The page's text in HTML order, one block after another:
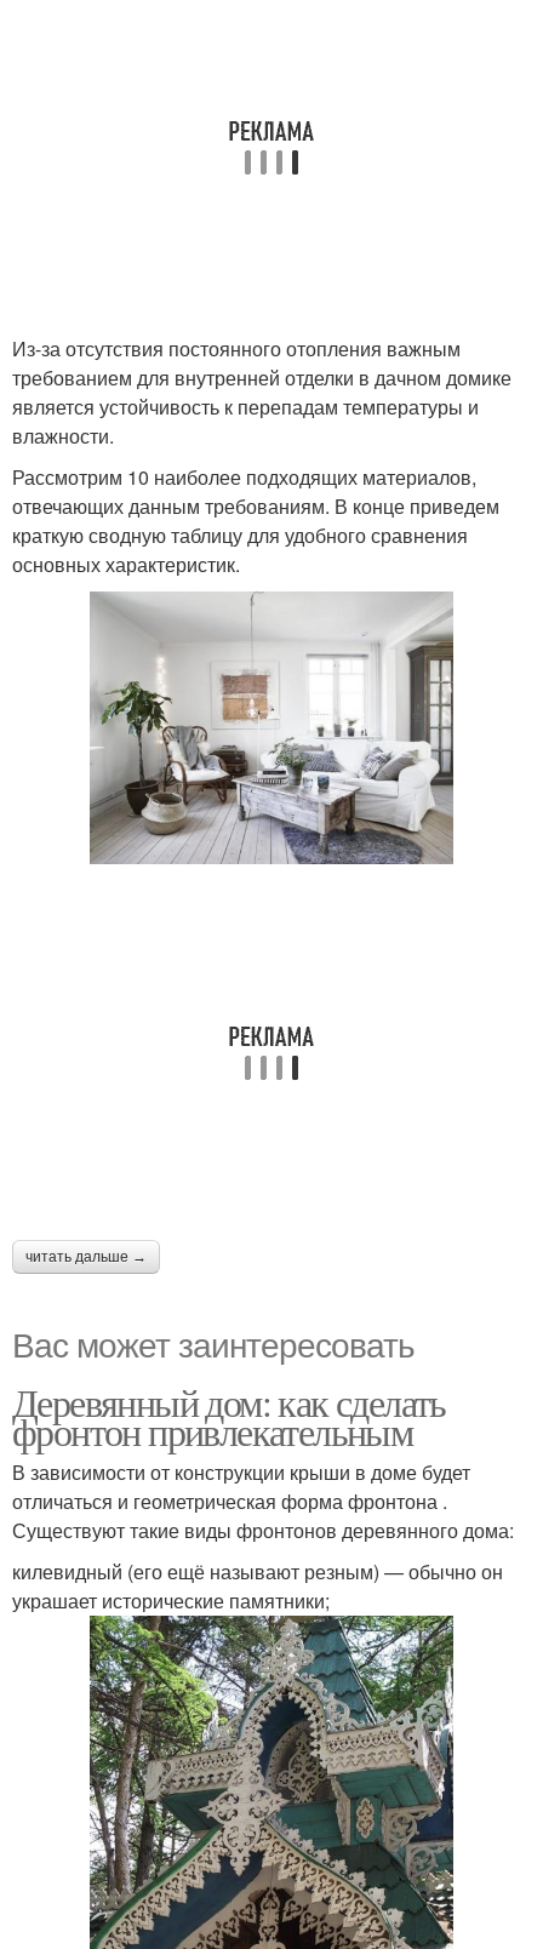
Из-за отсутствия постоянного отопления важным
требованием для внутренней отделки в дачном домике
является устойчивость к перепадам температуры и
влажности.
Рассмотрим 10 наиболее подходящих материалов,
отвечающих данным требованиям. В конце приведем
краткую сводную таблицу для удобного сравнения
основных характеристик.
читать дальше →
Вас может заинтересовать
Деревянный дом: как сделать
фронтон привлекательным
В зависимости от конструкции крыши в доме будет
отличаться и геометрическая форма фронтона .
Существуют такие виды фронтонов деревянного дома:
килевидный (его ещё называют резным) — обычно он
украшает исторические памятники;